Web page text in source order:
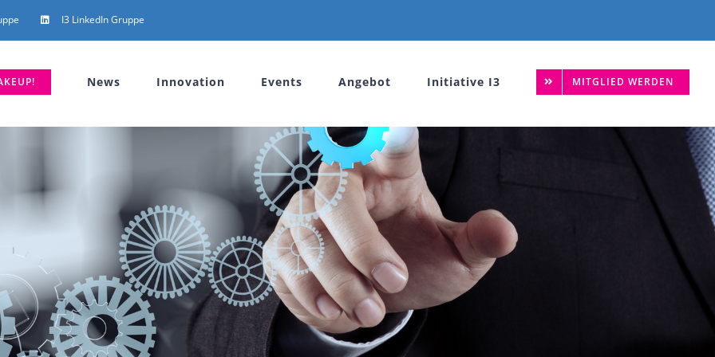
I3 LinkedIn Gruppe
News Innovation Events Angebot Initiative I3 MITGLIED WERDEN